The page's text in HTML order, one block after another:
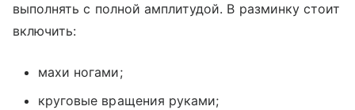
выполнять с полной амплитудой. В разминку стоит
включить:
махи ногами;
круговые вращения руками;